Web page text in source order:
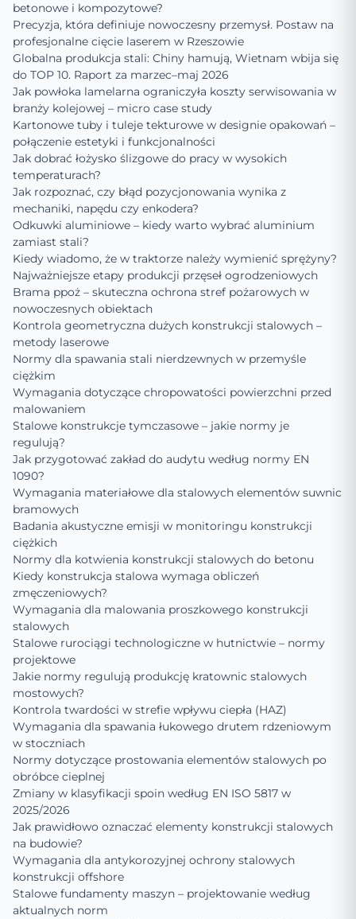
betonowe i kompozytowe?
Precyzja, która definiuje nowoczesny przemysł. Postaw na
profesjonalne cięcie laserem w Rzeszowie
Globalna produkcja stali: Chiny hamują, Wietnam wbija się
do TOP 10. Raport za marzec–maj 2026
Jak powłoka lamelarna ograniczyła koszty serwisowania w
branży kolejowej – micro case study
Kartonowe tuby i tuleje tekturowe w designie opakowań –
połączenie estetyki i funkcjonalności
Jak dobrać łożysko ślizgowe do pracy w wysokich
temperaturach?
Jak rozpoznać, czy błąd pozycjonowania wynika z
mechaniki, napędu czy enkodera?
Odkuwki aluminiowe – kiedy warto wybrać aluminium
zamiast stali?
Kiedy wiadomo, że w traktorze należy wymienić sprężyny?
Najważniejsze etapy produkcji przęseł ogrodzeniowych
Brama ppoż – skuteczna ochrona stref pożarowych w
nowoczesnych obiektach
Kontrola geometryczna dużych konstrukcji stalowych –
metody laserowe
Normy dla spawania stali nierdzewnych w przemyśle
ciężkim
Wymagania dotyczące chropowatości powierzchni przed
malowaniem
Stalowe konstrukcje tymczasowe – jakie normy je
regulują?
Jak przygotować zakład do audytu według normy EN
1090?
Wymagania materiałowe dla stalowych elementów suwnic
bramowych
Badania akustyczne emisji w monitoringu konstrukcji
ciężkich
Normy dla kotwienia konstrukcji stalowych do betonu
Kiedy konstrukcja stalowa wymaga obliczeń
zmęczeniowych?
Wymagania dla malowania proszkowego konstrukcji
stalowych
Stalowe rurociągi technologiczne w hutnictwie – normy
projektowe
Jakie normy regulują produkcję kratownic stalowych
mostowych?
Kontrola twardości w strefie wpływu ciepła (HAZ)
Wymagania dla spawania łukowego drutem rdzeniowym
w stoczniach
Normy dotyczące prostowania elementów stalowych po
obróbce cieplnej
Zmiany w klasyfikacji spoin według EN ISO 5817 w
2025/2026
Jak prawidłowo oznaczać elementy konstrukcji stalowych
na budowie?
Wymagania dla antykorozyjnej ochrony stalowych
konstrukcji offshore
Stalowe fundamenty maszyn – projektowanie według
aktualnych norm